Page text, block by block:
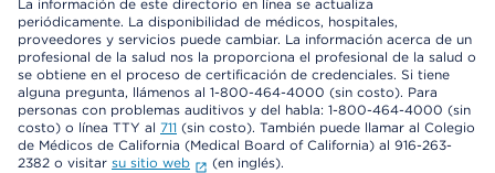
La información de este directorio en línea se actualiza
periódicamente. La disponibilidad de médicos, hospitales,
proveedores y servicios puede cambiar. La información acerca de un
profesional de la salud nos la proporciona el profesional de la salud o
se obtiene en el proceso de certificación de credenciales. Si tiene
alguna pregunta, llámenos al 1-800-464-4000 (sin costo). Para
personas con problemas auditivos y del habla: 1-800-464-4000 (sin
costo) o línea TTY al 711 (sin costo). También puede llamar al Colegio
de Médicos de California (Medical Board of California) al 916-263-
2382 o visitar su sitio web (en inglés).